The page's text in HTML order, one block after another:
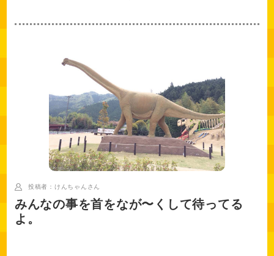
投稿者：けんちゃん さん
みんなの事を首をなが〜くして待ってる
よ。